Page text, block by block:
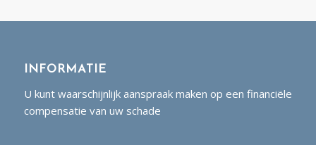
INFORMATIE
U kunt waarschijnlijk aanspraak maken op een financiële
compensatie van uw schade